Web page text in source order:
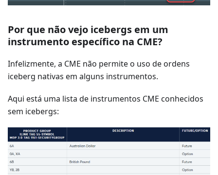
Por que não vejo icebergs em um
instrumento específico na CME?
Infelizmente, a CME não permite o uso de ordens
iceberg nativas em alguns instrumentos.
Aqui está uma lista de instrumentos CME conhecidos
sem icebergs: